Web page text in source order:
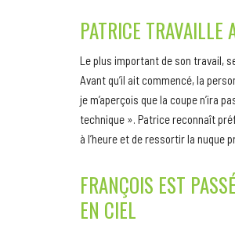
PATRICE TRAVAILLE
Le plus important de son travail,
Avant qu’il ait commencé, la
je m’aperçois que la coupe n’ira
technique ». Patrice reconnaît
à l’heure et de ressortir la nuque
FRANÇOIS EST
EN CIEL